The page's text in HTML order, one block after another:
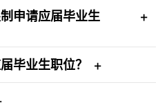
申请应届毕业生
月内从大学毕业，且该职位为
应届毕业生职位。
毕业生职位？
，查看实习及应届毕业生机会。
计划开始时能够参与，并且能